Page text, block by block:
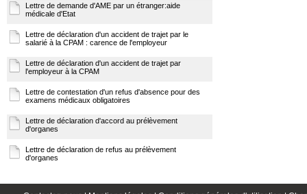
Lettre de demande d'AME par un étranger:aide
médicale d'Etat
Lettre de déclaration d'un accident de trajet par le
salarié à la CPAM : carence de l'employeur
Lettre de déclaration d'un accident de trajet par
l'employeur à la CPAM
Lettre de contestation d'un refus d'absence pour des
examens médicaux obligatoires
Lettre de déclaration d'accord au prélèvement
d'organes
Lettre de déclaration de refus au prélèvement
d'organes